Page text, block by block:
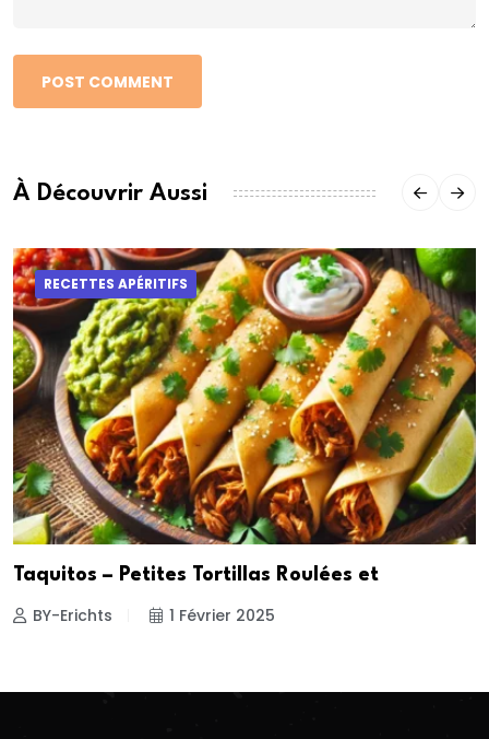
POST COMMENT
À Découvrir Aussi
RECETTES APÉRITIFS
Taquitos – Petites Tortillas Roulées et
BY-Erichts 1 Février 2025